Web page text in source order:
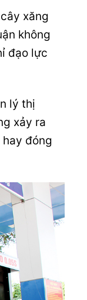
xăng
không
đạo lực
lý thị
xảy ra
đóng